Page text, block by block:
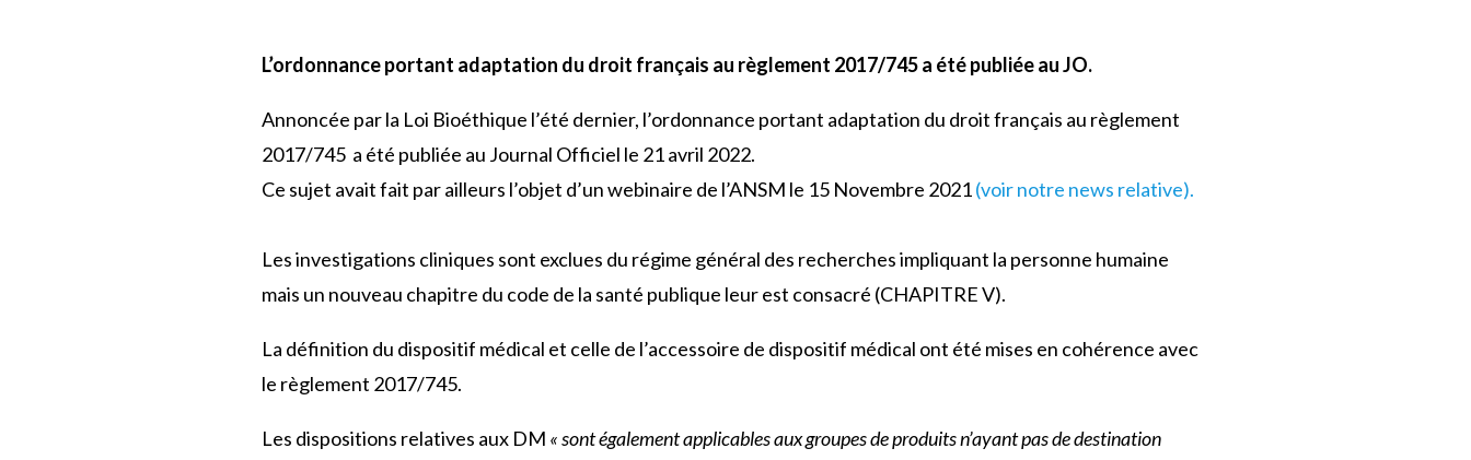
L’ordonnance portant adaptation du droit français au règlement 2017/745 a été publiée au JO.
Annoncée par la Loi Bioéthique l’été dernier, l’ordonnance portant adaptation du droit français au règlement
2017/745 a été publiée au Journal Officiel le 21 avril 2022.
Ce sujet avait fait par ailleurs l’objet d’un webinaire de l’ANSM le 15 Novembre 2021(voir notre news relative).
Les investigations cliniques sont exclues du régime général des recherches impliquant la personne humaine
mais un nouveau chapitre du code de la santé publique leur est consacré (CHAPITRE V).
La définition du dispositif médical et celle de l’accessoire de dispositif médical ont été mises en cohérence avec
le règlement 2017/745.
Les dispositions relatives aux DM « sont également applicables aux groupes de produits n’ayant pas de destination